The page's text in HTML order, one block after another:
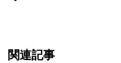
関連記事